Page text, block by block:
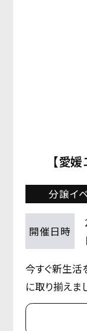
【愛
分譲イ
開催日時
今すぐ新生
に取り揃えま